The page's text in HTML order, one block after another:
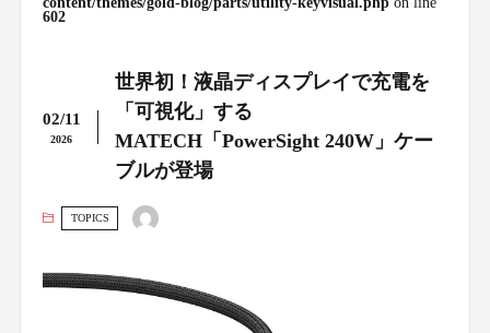
602
02/11
2026
世界初！液晶ディスプレイで充電を
「可視化」する
MATECH「PowerSight 240W」ケー
ブルが登場
TOPICS